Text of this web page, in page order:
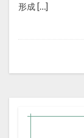
形成 […]